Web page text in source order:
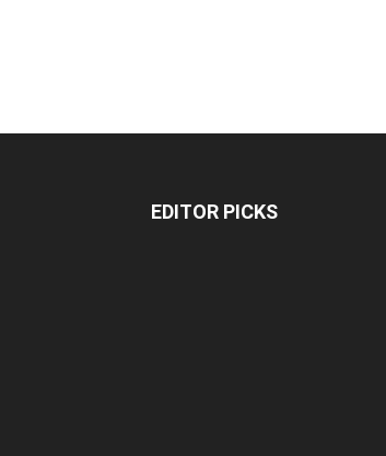
EDITOR PICKS